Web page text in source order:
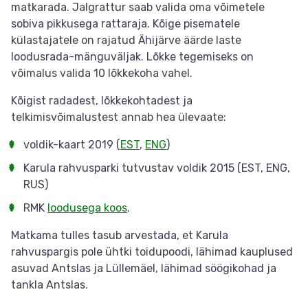
matkarada. Jalgrattur saab valida oma võimetele
sobiva pikkusega rattaraja. Kõige pisematele
külastajatele on rajatud Ähijärve äärde laste
loodusrada-mänguväljak. Lõkke tegemiseks on
võimalus valida 10 lõkkekoha vahel.
Kõigist radadest, lõkkekohtadest ja
telkimisvõimalustest annab hea ülevaate:
voldik-kaart 2019 (EST, ENG)
Karula rahvusparki tutvustav voldik 2015 (EST, ENG,
RUS)
RMK loodusega koos.
Matkama tulles tasub arvestada, et Karula
rahvuspargis pole ühtki toidupoodi, lähimad kauplused
asuvad Antslas ja Lüllemäel, lähimad söögikohad ja
tankla Antslas.